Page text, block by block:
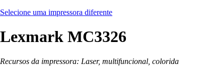
Selecione uma impressora diferente
Lexmark MC3326
Recursos da impressora: Laser, multifuncional, colorida